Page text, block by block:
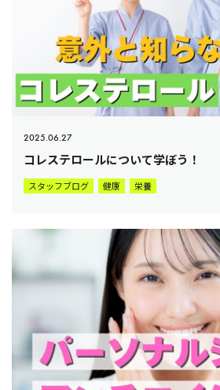
2025.06.27
コレステロールについて学ぼう！
スタッフブログ 健康 栄養